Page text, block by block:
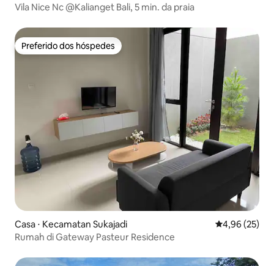
Vila Nice Nc @Kalianget Bali, 5 min. da praia
Preferido dos hóspedes
Preferido dos hóspedes
Casa ⋅ Kecamatan Sukajadi 4,96 de uma
4,96 (25)
Rumah di Gateway Pasteur Residence